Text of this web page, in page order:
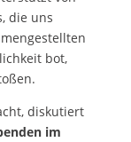
die uns
bot,
diskutiert
im